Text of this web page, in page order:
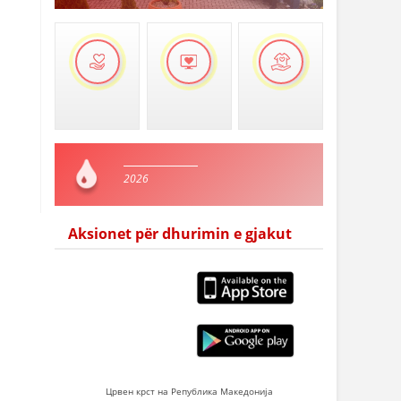
2026
Aksionet për dhurimin e gjakut
Црвен крст на Република Македонија